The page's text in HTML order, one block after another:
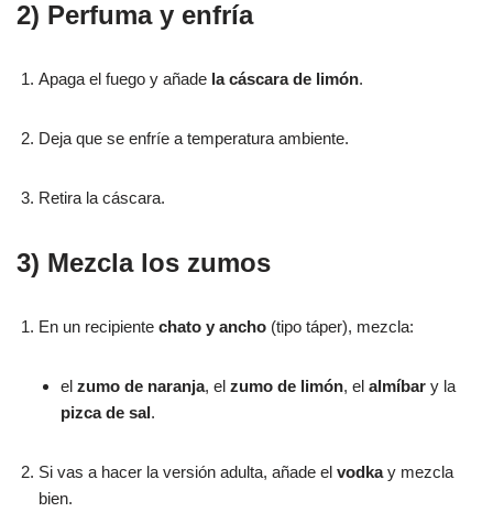
2) Perfuma y enfría
Apaga el fuego y añade la cáscara de limón.
Deja que se enfríe a temperatura ambiente.
Retira la cáscara.
3) Mezcla los zumos
En un recipiente chato y ancho (tipo táper), mezcla:
el zumo de naranja, el zumo de limón, el almíbar y la
pizca de sal.
Si vas a hacer la versión adulta, añade el vodkay mezcla
bien.